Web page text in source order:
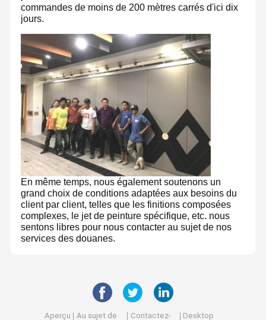
Produits
À Propos De
Nous
commandes de moins de 200 mètres carrés d'ici dix
jours.
En même temps, nous également soutenons un
grand choix de conditions adaptées aux besoins du
client par client, telles que les finitions composées
complexes, le jet de peinture spécifique, etc. nous
sentons libres pour nous contacter au sujet de nos
services des douanes.
Nous sommes une usine professionnelle de cloisons
mobiles et de murs en verre, qui peut fournir des services
allant de la conception, de l'approvisionnement en
Aperçu
Au sujet de
Contactez-
Desktop